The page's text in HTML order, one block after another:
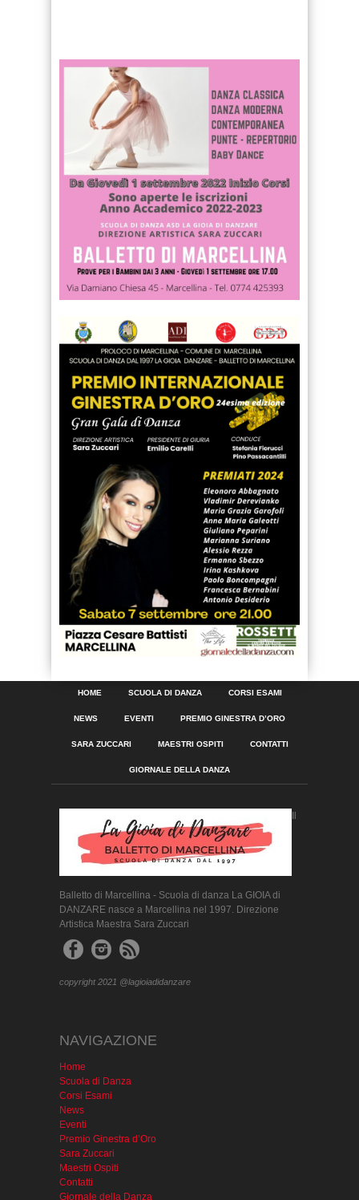
HOME SCUOLA DI DANZA CORSI ESAMI
NEWS EVENTI PREMIO GINESTRA D’ORO
SARA ZUCCARI MAESTRI OSPITI CONTATTI
GIORNALE DELLA DANZA
Il
Balletto di Marcellina - Scuola di danza La GIOIA di
DANZARE nasce a Marcellina nel 1997. Direzione
Artistica Maestra Sara Zuccari
copyright 2021 @lagioiadidanzare
NAVIGAZIONE
Home
Scuola di Danza
Corsi Esami
News
Eventi
Premio Ginestra d’Oro
Sara Zuccari
Maestri Ospiti
Contatti
Giornale della Danza